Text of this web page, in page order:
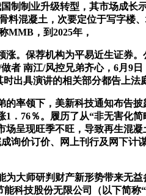
制业升级转型，其市场成长
混凝土，次要定位于写字楼
MMB，到2025年，
保荐机构为平易近生证券。
南江/风控兄弟齐心，6月9
出具演讲的相关部分都告上法
领下，美新科技通知布告
．76％。履历了从“非无害化
呈现旺季不旺，导致再生混
询价订价、网上刊行及网下
师研判财产新形势带来无益
科技股份无限公司（以下简